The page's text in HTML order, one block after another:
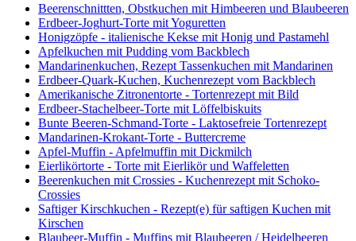
Beerenschnittten, Obstkuchen mit Himbeeren und Blaubeeren
Erdbeer-Joghurt-Torte mit Yoguretten
Honigzöpfe - italienische Kekse mit Honig und Pastamehl
Apfelkuchen mit Pudding vom Backblech
Mandarinenkuchen, Rezept Tassenkuchen mit Mandarinen
Erdbeer-Quark-Kuchen, Kuchenrezept vom Backblech
Amerikanische Zitronentorte - Tortenrezept mit Bild
Erdbeer-Stachelbeer-Torte mit Löffelbiskuits
Bunte Beeren-Schmand-Torte - Laktosefreie Tortenrezept
Mandarinen-Krokant-Torte - Buttercreme
Apfel-Muffin - Apfelmuffin mit Dickmilch
Eierlikörtorte - Torte mit Eierlikör und Waffeletten
Beerenkuchen mit Crossies - Kuchenrezept mit Schoko-
Crossies
Saftiger Kirschkuchen - Rezept(e) für saftigen Kuchen mit
Kirschen
Blaubeer-Muffin - Muffins mit Blaubeeren / Heidelbeeren